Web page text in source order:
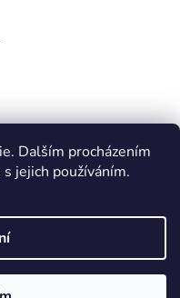
Dalším procházením
jejich používáním.